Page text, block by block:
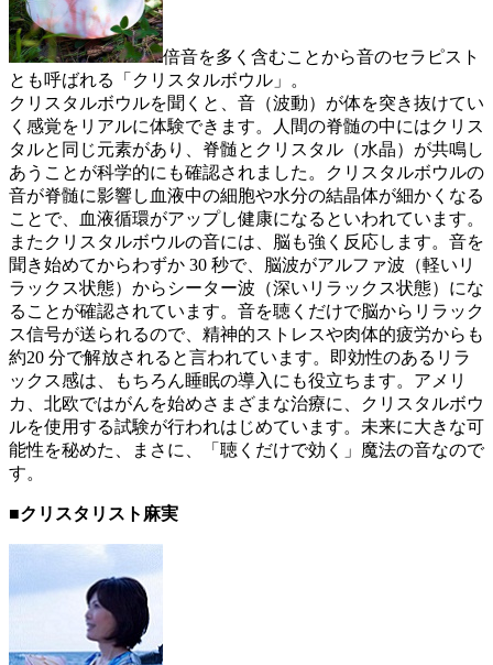
倍音を多く含むことから音のセラピスト
とも呼ばれる「クリスタルボウル」。
クリスタルボウルを聞くと、音（波動）が体を突き抜けてい
く感覚をリアルに体験できます。人間の脊髄の中にはクリス
タルと同じ元素があり、脊髄とクリスタル（水晶）が共鳴し
あうことが科学的にも確認されました。クリスタルボウルの
音が脊髄に影響し血液中の細胞や水分の結晶体が細かくなる
ことで、血液循環がアップし健康になるといわれています。
またクリスタルボウルの音には、脳も強く反応します。音を
聞き始めてからわずか 30 秒で、脳波がアルファ波（軽いリ
ラックス状態）からシーター波（深いリラックス状態）にな
ることが確認されています。音を聴くだけで脳からリラック
ス信号が送られるので、精神的ストレスや肉体的疲労からも
約20 分で解放されると言われています。即効性のあるリラ
ックス感は、もちろん睡眠の導入にも役立ちます。アメリ
カ、北欧ではがんを始めさまざまな治療に、クリスタルボウ
ルを使用する試験が行われはじめています。未来に大きな可
能性を秘めた、まさに、「聴くだけで効く」魔法の音なので
す。
■クリスタリスト麻実